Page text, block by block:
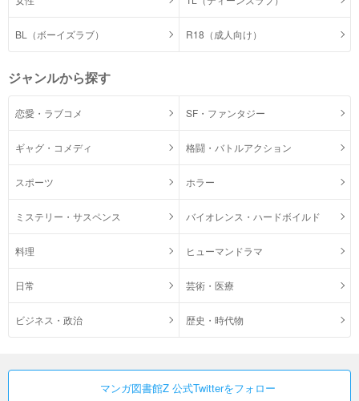
BL（ボーイズラブ） R18（成人向け）
ジャンルから探す
恋愛・ラブコメ SF・ファンタジー
ギャグ・コメディ 格闘・バトルアクション
スポーツ ホラー
ミステリー・サスペンス バイオレンス・ハードボイルド
料理 ヒューマンドラマ
日常 芸術・医療
ビジネス・政治 歴史・時代物
マンガ図書館Z 公式Twitterをフォロー